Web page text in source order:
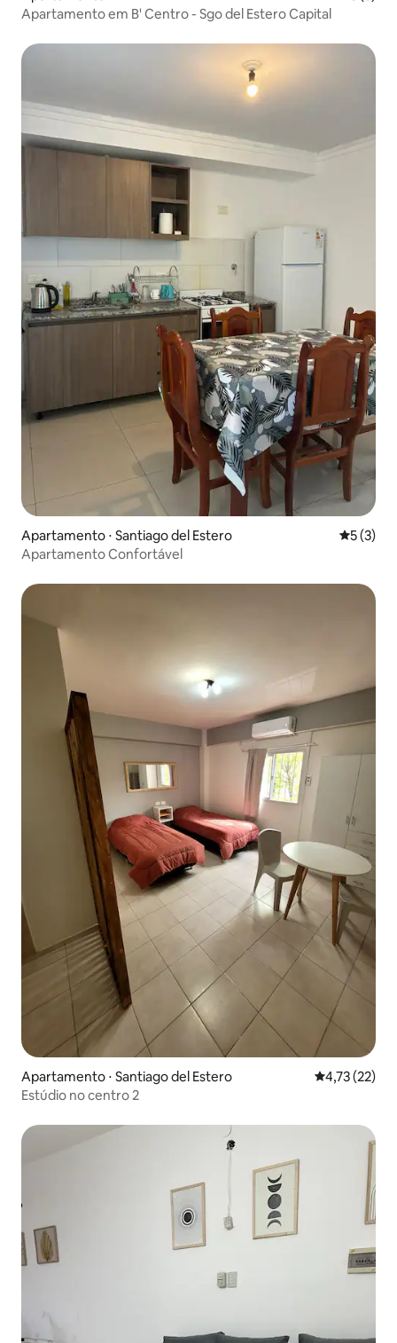
Apartamento em B' Centro - Sgo del Estero Capital
Apartamento ⋅ Santiago del Estero 5 de
5 (3)
Apartamento Confortável
Apartamento ⋅ Santiago del Estero 4,73 de uma
4,73 (22)
Estúdio no centro 2